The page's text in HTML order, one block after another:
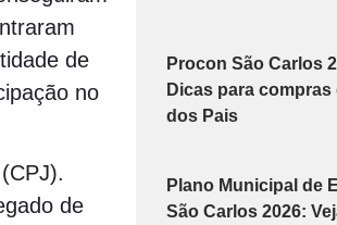
de
no
de
Procon São Carlos
Dicas para compras
dos Pais
Plano Municipal de
São Carlos 2026: